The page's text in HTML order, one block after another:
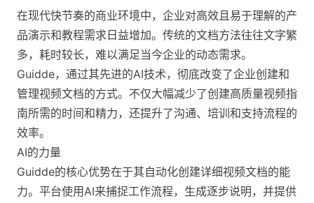
在现代快节奏的商业环境中，企业对高效且易于理解的产
品演示和教程需求日益增加。传统的文档方法往往文字繁
多，耗时较长，难以满足当今企业的动态需求。
Guidde，通过其先进的AI技术，彻底改变了企业创建和
管理视频文档的方式。不仅大幅减少了创建高质量视频指
南所需的时间和精力，还提升了沟通、培训和支持流程的
效率。
AI的力量
Guidde的核心优势在于其自动化创建详细视频文档的能
力。平台使用AI来捕捉工作流程，生成逐步说明，并提供